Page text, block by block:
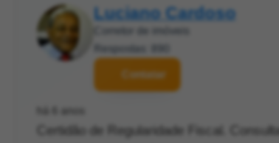
Luciano Cardoso
Contatar
Certidão de Regularidade Fiscal.